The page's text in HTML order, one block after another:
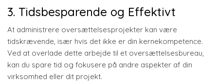
3. Tidsbesparende og Effektivt
At administrere oversættelsesprojekter kan være
tidskrævende, især hvis det ikke er din kernekompetence.
Ved at overlade dette arbejde til et oversættelsesbureau,
kan du spare tid og fokusere på andre aspekter af din
virksomhed eller dit projekt.